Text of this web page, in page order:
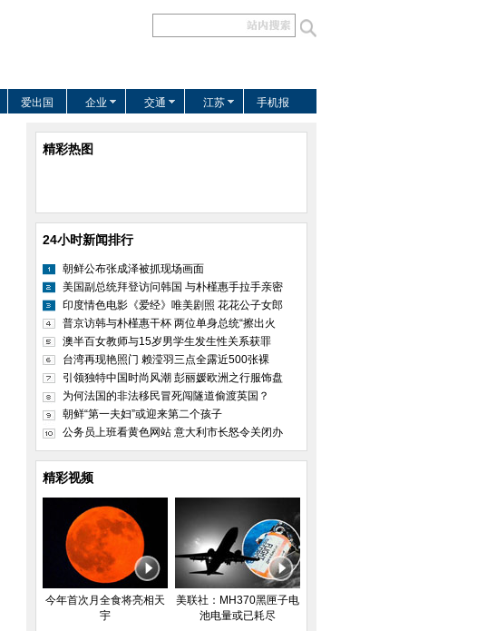
爱出国 企业 交通 江苏 手机报
精彩热图
24小时新闻排行
朝鲜公布张成泽被抓现场画面
美国副总统拜登访问韩国 与朴槿惠手拉手亲密
印度情色电影《爱经》唯美剧照 花花公子女郎
普京访韩与朴槿惠干杯 两位单身总统“擦出火
澳半百女教师与15岁男学生发生性关系获罪
台湾再现艳照门 赖滢羽三点全露近500张裸
引领独特中国时尚风潮 彭丽媛欧洲之行服饰盘
为何法国的非法移民冒死闯隧道偷渡英国？
朝鲜“第一夫妇”或迎来第二个孩子
公务员上班看黄色网站 意大利市长怒令关闭办
精彩视频
今年首次月全食将亮相天
宇
美联社：MH370黑匣子电
池电量或已耗尽